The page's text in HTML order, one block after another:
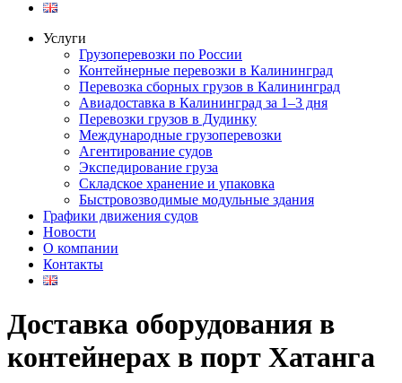
Услуги
Грузоперевозки по России
Контейнерные перевозки в Калининград
Перевозка сборных грузов в Калининград
Авиадоставка в Калининград за 1–3 дня
Перевозки грузов в Дудинку
Международные грузоперевозки
Агентирование судов
Экспедирование груза
Складское хранение и упаковка
Быстровозводимые модульные здания
Графики движения судов
Новости
О компании
Контакты
Доставка оборудования в
контейнерах в порт Хатанга